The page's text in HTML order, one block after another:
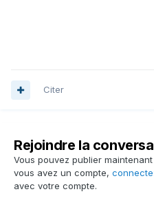
Citer
Rejoindre la
Vous pouvez publier
vous avez un compte,
avec votre compte.